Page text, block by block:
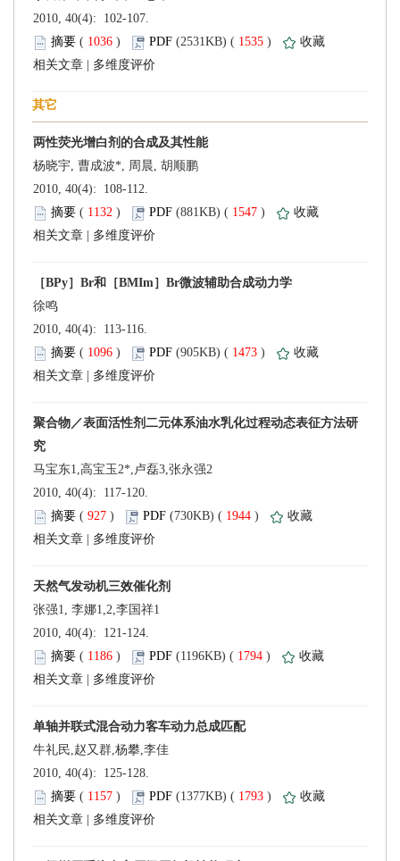
2010, 40(4): 102-107.
(
) 1535 )
2010, 40(4): 108-112.
(
) 1547 )
2010, 40(4): 113-116.
(
) 1473 )
2010, 40(4): 117-120.
(
) 1944 )
2010, 40(4): 121-124.
(
) 1794 )
2010, 40(4): 125-128.
(
) 1793 )